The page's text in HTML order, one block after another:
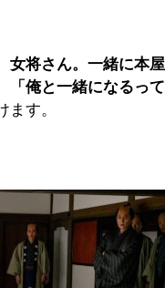
女将さん。一緒に本屋
「俺と一緒になる
ます。